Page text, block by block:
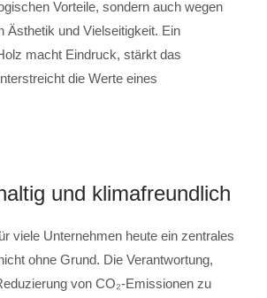
Vorteile, sondern auch wegen
Ästhetik und Vielseitigkeit. Ein
macht Eindruck, stärkt das
die Werte eines
und klimafreundlich
viele Unternehmen heute ein zentrales
ohne Grund. Die Verantwortung,
von CO₂-Emissionen zu